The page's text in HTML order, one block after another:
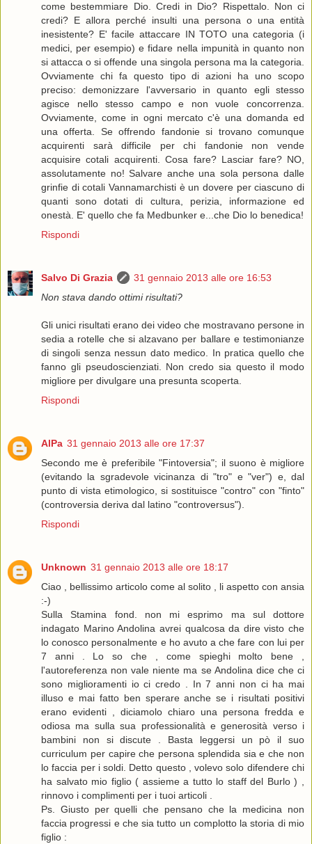
come bestemmiare Dio. Credi in Dio? Rispettalo. Non ci
credi? E allora perché insulti una persona o una entità
inesistente? E' facile attaccare IN TOTO una categoria (i
medici, per esempio) e fidare nella impunità in quanto non
si attacca o si offende una singola persona ma la categoria.
Ovviamente chi fa questo tipo di azioni ha uno scopo
preciso: demonizzare l'avversario in quanto egli stesso
agisce nello stesso campo e non vuole concorrenza.
Ovviamente, come in ogni mercato c'è una domanda ed
una offerta. Se offrendo fandonie si trovano comunque
acquirenti sarà difficile per chi fandonie non vende
acquisire cotali acquirenti. Cosa fare? Lasciar fare? NO,
assolutamente no! Salvare anche una sola persona dalle
grinfie di cotali Vannamarchisti è un dovere per ciascuno di
quanti sono dotati di cultura, perizia, informazione ed
onestà. E' quello che fa Medbunker e...che Dio lo benedica!
Rispondi
Salvo Di Grazia
31 gennaio 2013 alle ore 16:53
Non stava dando ottimi risultati?
Gli unici risultati erano dei video che mostravano persone in
sedia a rotelle che si alzavano per ballare e testimonianze
di singoli senza nessun dato medico. In pratica quello che
fanno gli pseudoscienziati. Non credo sia questo il modo
migliore per divulgare una presunta scoperta.
Rispondi
AlPa 31 gennaio 2013 alle ore 17:37
Secondo me è preferibile "Fintoversia"; il suono è migliore
(evitando la sgradevole vicinanza di "tro" e "ver") e, dal
punto di vista etimologico, si sostituisce "contro" con "finto"
(controversia deriva dal latino "controversus").
Rispondi
Unknown 31 gennaio 2013 alle ore 18:17
Ciao , bellissimo articolo come al solito , li aspetto con ansia
:-)
Sulla Stamina fond. non mi esprimo ma sul dottore
indagato Marino Andolina avrei qualcosa da dire visto che
lo conosco personalmente e ho avuto a che fare con lui per
7 anni . Lo so che , come spieghi molto bene ,
l'autoreferenza non vale niente ma se Andolina dice che ci
sono miglioramenti io ci credo . In 7 anni non ci ha mai
illuso e mai fatto ben sperare anche se i risultati positivi
erano evidenti , diciamolo chiaro una persona fredda e
odiosa ma sulla sua professionalità e generosità verso i
bambini non si discute . Basta leggersi un pò il suo
curriculum per capire che persona splendida sia e che non
lo faccia per i soldi. Detto questo , volevo solo difendere chi
ha salvato mio figlio ( assieme a tutto lo staff del Burlo ) ,
rinnovo i complimenti per i tuoi articoli .
Ps. Giusto per quelli che pensano che la medicina non
faccia progressi e che sia tutto un complotto la storia di mio
figlio :